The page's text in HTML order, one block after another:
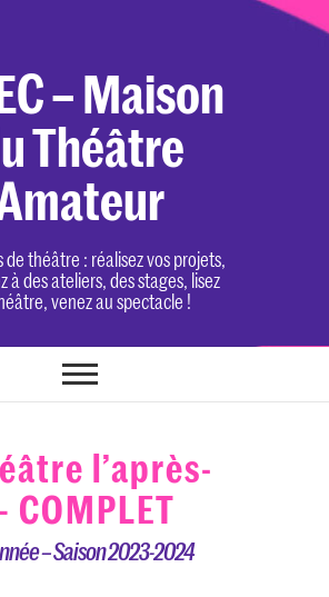
– Maison
Théâtre
de théâtre : réalisez vos projets,
à des ateliers, des stages, lisez
venez au spectacle !
l’après-
COMPLET
– Saison 2023-2024